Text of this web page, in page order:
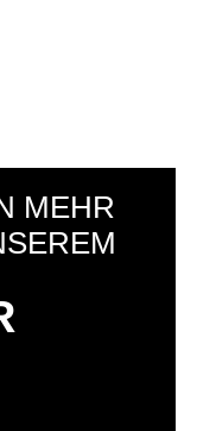
AM
MEHR